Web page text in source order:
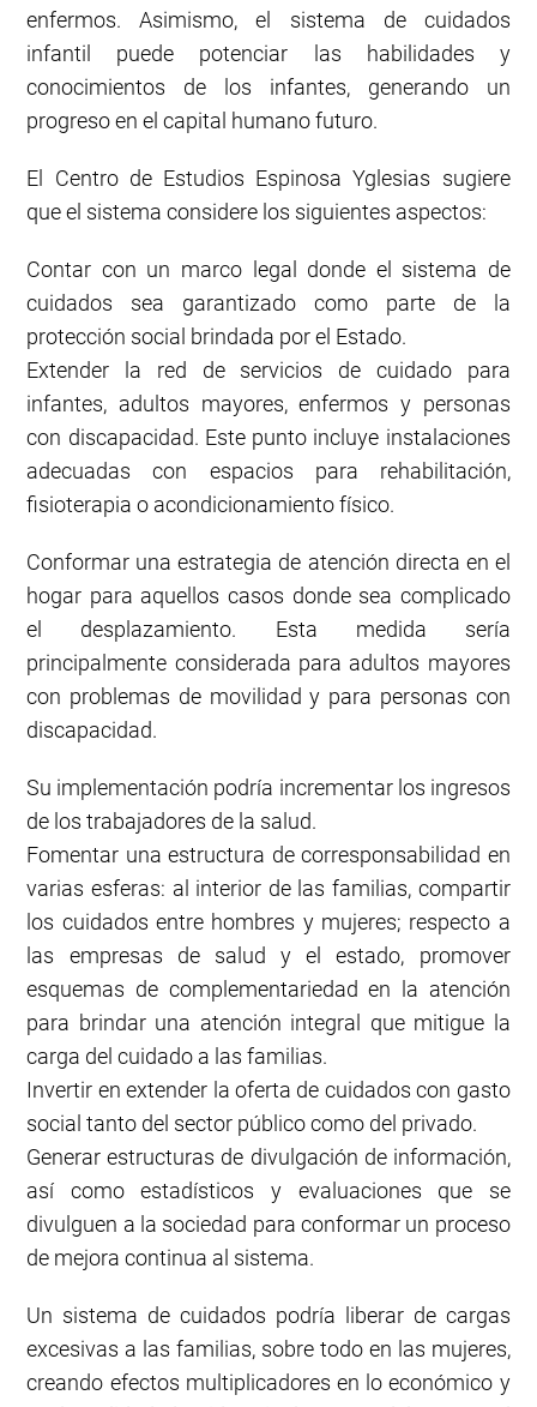
enfermos. Asimismo, el sistema de cuidados
infantil puede potenciar las habilidades y
conocimientos de los infantes, generando un
progreso en el capital humano futuro.
El Centro de Estudios Espinosa Yglesias sugiere
que el sistema considere los siguientes aspectos:
Contar con un marco legal donde el sistema de
cuidados sea garantizado como parte de la
protección social brindada por el Estado.
Extender la red de servicios de cuidado para
infantes, adultos mayores, enfermos y personas
con discapacidad. Este punto incluye instalaciones
adecuadas con espacios para rehabilitación,
fisioterapia o acondicionamiento físico.
Conformar una estrategia de atención directa en el
hogar para aquellos casos donde sea complicado
el desplazamiento. Esta medida sería
principalmente considerada para adultos mayores
con problemas de movilidad y para personas con
discapacidad.
Su implementación podría incrementar los ingresos
de los trabajadores de la salud.
Fomentar una estructura de corresponsabilidad en
varias esferas: al interior de las familias, compartir
los cuidados entre hombres y mujeres; respecto a
las empresas de salud y el estado, promover
esquemas de complementariedad en la atención
para brindar una atención integral que mitigue la
carga del cuidado a las familias.
Invertir en extender la oferta de cuidados con gasto
social tanto del sector público como del privado.
Generar estructuras de divulgación de información,
así como estadísticos y evaluaciones que se
divulguen a la sociedad para conformar un proceso
de mejora continua al sistema.
Un sistema de cuidados podría liberar de cargas
excesivas a las familias, sobre todo en las mujeres,
creando efectos multiplicadores en lo económico y